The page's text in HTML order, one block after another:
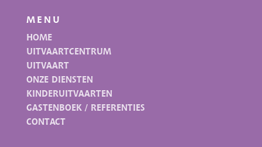
MENU
HOME
UITVAARTCENTRUM
UITVAART
ONZE DIENSTEN
KINDERUITVAARTEN
GASTENBOEK / REFERENTIES
CONTACT